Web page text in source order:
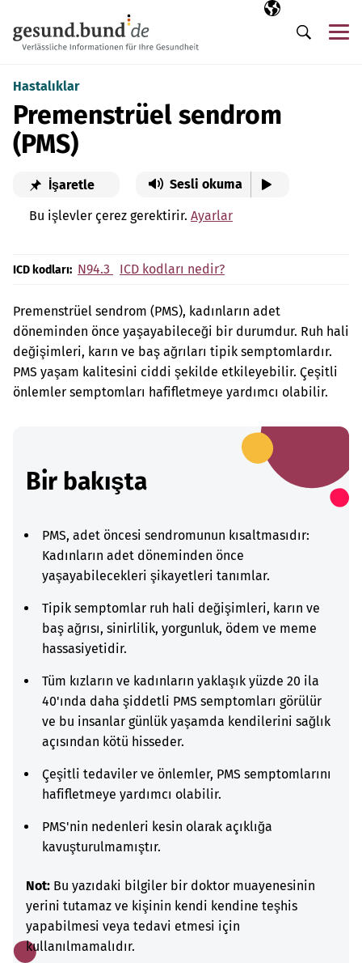
Seçili dil
TR
Arama
Hastalıklar
Premenstrüel sendrom
(PMS)
İşaretle Sesli okuma
Bu işlevler çerez gerektirir. Ayarlar
ICD kodları: N94.3 ICD kodları nedir?
Premenstrüel sendrom (PMS), kadınların adet
döneminden önce yaşayabileceği bir durumdur. Ruh hali
değişimleri, karın ve baş ağrıları tipik semptomlardır.
PMS yaşam kalitesini ciddi şekilde etkileyebilir. Çeşitli
önlemler semptomları hafifletmeye yardımcı olabilir.
Bir bakışta
PMS, adet öncesi sendromunun kısaltmasıdır:
Kadınların adet döneminden önce
yaşayabilecekleri şikayetleri tanımlar.
Tipik semptomlar ruh hali değişimleri, karın ve
baş ağrısı, sinirlilik, yorgunluk, ödem ve meme
hassasiyetidir.
Tüm kızların ve kadınların yaklaşık yüzde 20 ila
40'ında daha şiddetli PMS semptomları görülür
ve bu insanlar günlük yaşamda kendilerini sağlık
açısından kötü hisseder.
Çeşitli tedaviler ve önlemler, PMS semptomlarını
hafifletmeye yardımcı olabilir.
PMS'nin nedenleri kesin olarak açıklığa
kavuşturulmamıştır.
Not: Bu yazıdaki bilgiler bir doktor muayenesinin
yerini tutamaz ve kişinin kendi kendine teşhis
yapabilmesi veya tedavi etmesi için
kullanılmamalıdır.